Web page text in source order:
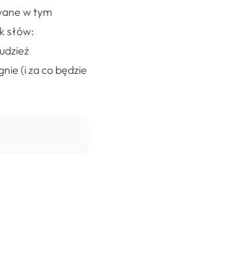
w tym
słów:
(i za co będzie